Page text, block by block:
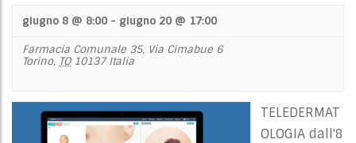
giugno 8 @ 8:00 - giugno 20 @ 17:00
Farmacia Comunale 35, Via Cimabue 6
Torino, TO 10137 Italia
TELEDERMAT
OLOGIA dall'8